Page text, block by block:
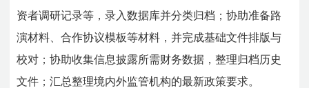
资者调研记录等，录入数据库并分类归档；协助准备路
演材料、合作协议模板等材料，并完成基础文件排版与
校对；协助收集信息披露所需财务数据，整理归档历史
文件；汇总整理境内外监管机构的最新政策要求。